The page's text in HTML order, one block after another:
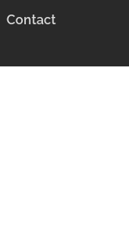
Contact